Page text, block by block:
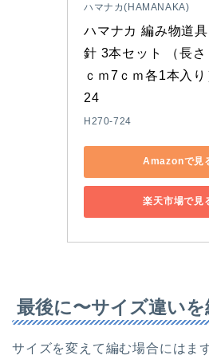
ハマナカ(HAMANAKA)
ハマナカ 編み物道
針 3本セット （長
ｃｍ7ｃｍ各1本入
24
H270-724
Amazonで見
楽天市場で見
最後に〜サイズ違いを
サイズを変えて編む場合にはま